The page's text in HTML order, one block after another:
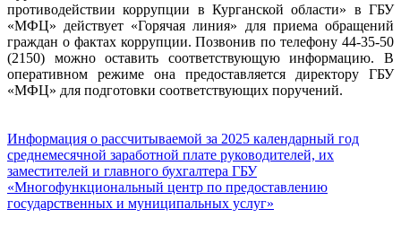
противодействии коррупции в Курганской области» в ГБУ
«МФЦ» действует «Горячая линия» для приема обращений
граждан о фактах коррупции. Позвонив по телефону 44-35-50
(2150) можно оставить соответствующую информацию. В
оперативном режиме она предоставляется директору ГБУ
«МФЦ» для подготовки соответствующих поручений.
Информация о рассчитываемой за 2025 календарный год
среднемесячной заработной плате руководителей, их
заместителей и главного бухгалтера ГБУ
«Многофункциональный центр по предоставлению
государственных и муниципальных услуг»